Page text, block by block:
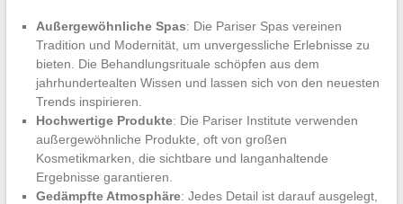
Außergewöhnliche Spas: Die Pariser Spas vereinen
Tradition und Modernität, um unvergessliche Erlebnisse zu
bieten. Die Behandlungsrituale schöpfen aus dem
jahrhundertealten Wissen und lassen sich von den neuesten
Trends inspirieren.
Hochwertige Produkte: Die Pariser Institute verwenden
außergewöhnliche Produkte, oft von großen
Kosmetikmarken, die sichtbare und langanhaltende
Ergebnisse garantieren.
Gedämpfte Atmosphäre: Jedes Detail ist darauf ausgelegt,